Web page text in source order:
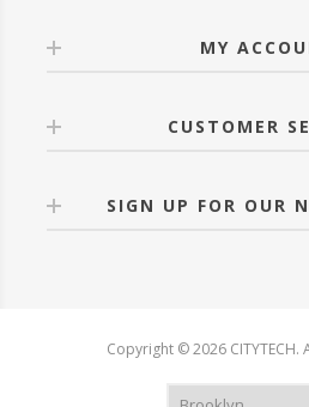
MY
CUSTOMER
SIGN UP FOR OUR
Copyright © 2026 CITYTECH.